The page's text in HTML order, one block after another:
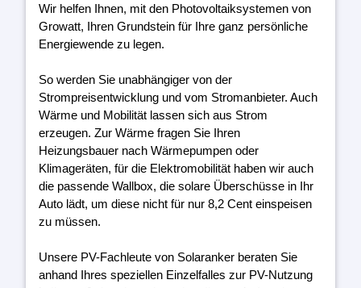
Wir helfen Ihnen, mit den Photovoltaiksystemen von
Growatt, Ihren Grundstein für Ihre ganz persönliche
Energiewende zu legen.
So werden Sie unabhängiger von der
Strompreisentwicklung und vom Stromanbieter. Auch
Wärme und Mobilität lassen sich aus Strom
erzeugen. Zur Wärme fragen Sie Ihren
Heizungsbauer nach Wärmepumpen oder
Klimageräten, für die Elektromobilität haben wir auch
die passende Wallbox, die solare Überschüsse in Ihr
Auto lädt, um diese nicht für nur 8,2 Cent einspeisen
zu müssen.
Unsere PV-Fachleute von Solaranker beraten Sie
anhand Ihres speziellen Einzelfalles zur PV-Nutzung